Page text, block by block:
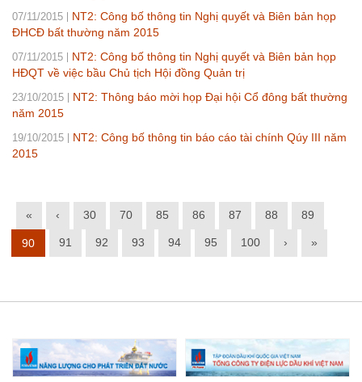
07/11/2015
NT2: Công bố thông tin Nghị quyết và Biên bản họp
ĐHCĐ bất thường năm 2015
07/11/2015
NT2: Công bố thông tin Nghị quyết và Biên bản họp
HĐQT về việc bầu Chủ tịch Hội đồng Quản trị
23/10/2015
NT2: Thông báo mời họp Đại hội Cổ đông bất thường
năm 2015
19/10/2015
NT2: Công bố thông tin báo cáo tài chính Qúy III năm
2015
« ‹ 30 70 85 86 87 88 89
90 91 92 93 94 95 100 › »